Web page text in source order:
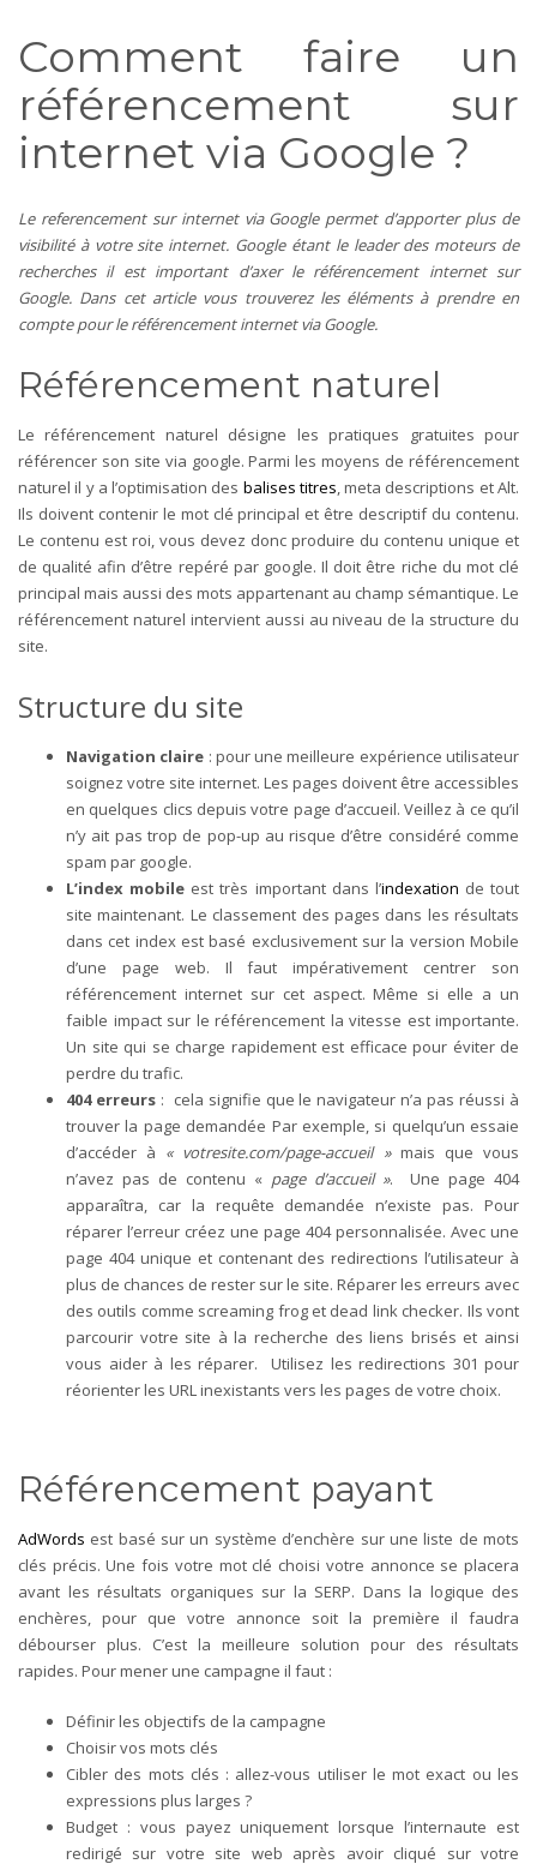
Comment faire un
référencement sur
internet via Google ?
Le referencement sur internet via Google permet d’apporter plus de
visibilité à votre site internet. Google étant le leader des moteurs de
recherches il est important d’axer le référencement internet sur
Google. Dans cet article vous trouverez les éléments à prendre en
compte pour le référencement internet via Google.
Référencement naturel
Le référencement naturel désigne les pratiques gratuites pour
référencer son site via google. Parmi les moyens de référencement
naturel il y a l’optimisation des balises titres, meta descriptions et Alt.
Ils doivent contenir le mot clé principal et être descriptif du contenu.
Le contenu est roi, vous devez donc produire du contenu unique et
de qualité afin d’être repéré par google. Il doit être riche du mot clé
principal mais aussi des mots appartenant au champ sémantique. Le
référencement naturel intervient aussi au niveau de la structure du
site.
Structure du site
Navigation claire : pour une meilleure expérience utilisateur
soignez votre site internet. Les pages doivent être accessibles
en quelques clics depuis votre page d’accueil. Veillez à ce qu’il
n’y ait pas trop de pop-up au risque d’être considéré comme
spam par google.
L’index mobile est très important dans l’indexation de tout
site maintenant. Le classement des pages dans les résultats
dans cet index est basé exclusivement sur la version Mobile
d’une page web. Il faut impérativement centrer son
référencement internet sur cet aspect.Même si elle a un
faible impact sur le référencement la vitesse est importante.
Un site qui se charge rapidement est efficace pour éviter de
perdre du trafic.
404 erreurs: cela signifie que le navigateur n’a pas réussi à
trouver la page demandée Par exemple, si quelqu’un essaie
d’accéder à « votresite.com/page-accueil »mais que vous
n’avez pas de contenu « page d’accueil ». Une page 404
apparaîtra, car la requête demandée n’existe pas. Pour
réparer l’erreur créez une page 404 personnalisée. Avec une
page 404 unique et contenant des redirections l’utilisateur à
plus de chances de rester sur le site. Réparer les erreurs avec
des outils comme screaming frog et dead link checker. Ils vont
parcourir votre site à la recherche des liens brisés et ainsi
vous aider à les réparer. Utilisez les redirections 301 pour
réorienter les URL inexistants vers les pages de votre choix.
Référencement payant
AdWords est basé sur un système d’enchère sur une liste de mots
clés précis. Une fois votre mot clé choisi votre annonce se placera
avant les résultats organiques sur la SERP. Dans la logique des
enchères, pour que votre annonce soit la première il faudra
débourser plus. C’est la meilleure solution pour des résultats
rapides. Pour mener une campagne il faut :
Définir les objectifs de la campagne
Choisir vos mots clés
Cibler des mots clés : allez-vous utiliser le mot exact ou les
expressions plus larges ?
Budget : vous payez uniquement lorsque l’internaute est
redirigé sur votre site web après avoir cliqué sur votre